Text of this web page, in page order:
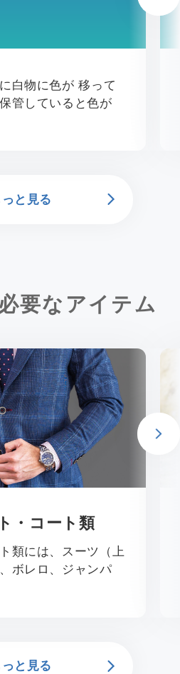
白物に色が 移って
管していると色が
っと見る
要なアイテム
・コート類
類には、スーツ（上
ボレロ、ジャンパ
っと見る